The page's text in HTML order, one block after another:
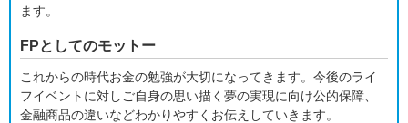
ます。
FPとしてのモットー
これからの時代お金の勉強が大切になってきます。今後のライ
フイベントに対しご自身の思い描く夢の実現に向け公的保障、
金融商品の違いなどわかりやすくお伝えしていきます。